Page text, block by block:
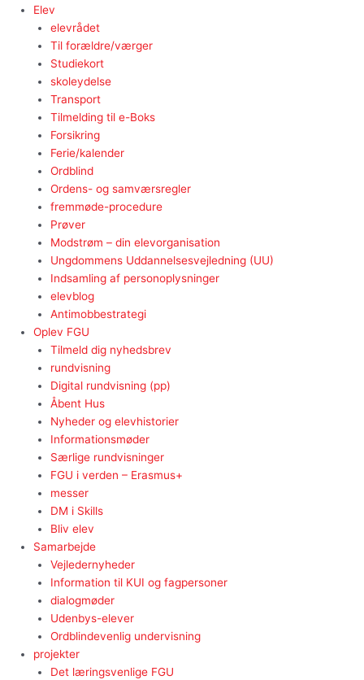
Elev
elevrådet
Til forældre/værger
Studiekort
skoleydelse
Transport
Tilmelding til e-Boks
Forsikring
Ferie/kalender
Ordblind
Ordens- og samværsregler
fremmøde-procedure
Prøver
Modstrøm – din elevorganisation
Ungdommens Uddannelsesvejledning (UU)
Indsamling af personoplysninger
elevblog
Antimobbestrategi
Oplev FGU
Tilmeld dig nyhedsbrev
rundvisning
Digital rundvisning (pp)
Åbent Hus
Nyheder og elevhistorier
Informationsmøder
Særlige rundvisninger
FGU i verden – Erasmus+
messer
DM i Skills
Bliv elev
Samarbejde
Vejledernyheder
Information til KUI og fagpersoner
dialogmøder
Udenbys-elever
Ordblindevenlig undervisning
projekter
Det læringsvenlige FGU